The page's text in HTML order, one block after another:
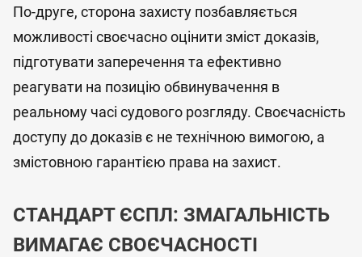
По-друге, сторона захисту позбавляється
можливості своєчасно оцінити зміст доказів,
підготувати заперечення та ефективно
реагувати на позицію обвинувачення в
реальному часі судового розгляду. Своєчасність
доступу до доказів є не технічною вимогою, а
змістовною гарантією права на захист.
СТАНДАРТ ЄСПЛ: ЗМАГАЛЬНІСТЬ
ВИМАГАЄ СВОЄЧАСНОСТІ